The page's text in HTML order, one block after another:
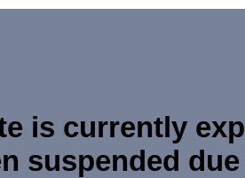
is currently
suspended